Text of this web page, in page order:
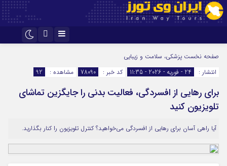
اینستاگرام
صفحه نخست پزشکی، سلامت و زیبایی
انتشار :
24 - فوریه - 2026 - 11:35 کد خبر : 78090 مشاهده : 92
برای رهایی از افسردگی، فعالیت بدنی را جایگزین تماشای
تلویزیون کنید
آیا راهی آسان برای رهایی از افسردگی می‌خواهید؟ کنترل تلویزیون را کنار بگذارید.